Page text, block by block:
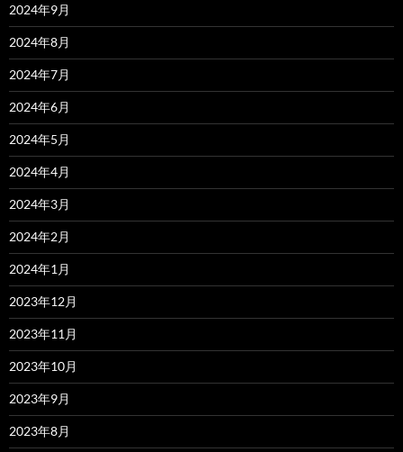
2024年9月
2024年8月
2024年7月
2024年6月
2024年5月
2024年4月
2024年3月
2024年2月
2024年1月
2023年12月
2023年11月
2023年10月
2023年9月
2023年8月